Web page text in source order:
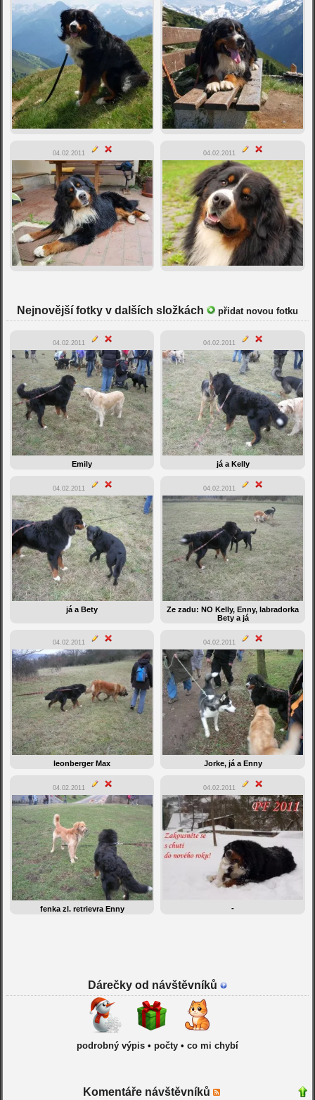
04.02.2011 04.02.2011
Nejnovější fotky v dalších složkách přidat novou fotku
04.02.2011
Emily
04.02.2011
já a Kelly
04.02.2011
já a Bety
04.02.2011
Ze zadu: NO Kelly, Enny, labradorka
Bety a já
04.02.2011
leonberger Max
04.02.2011
Jorke, já a Enny
04.02.2011
fenka zl. retrievra Enny
04.02.2011
-
Dárečky od návštěvníků
podrobný výpis• počty• co mi chybí
Komentáře návštěvníků